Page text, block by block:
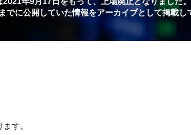
でに公開していた情報をアーカイブとして掲載し
す。